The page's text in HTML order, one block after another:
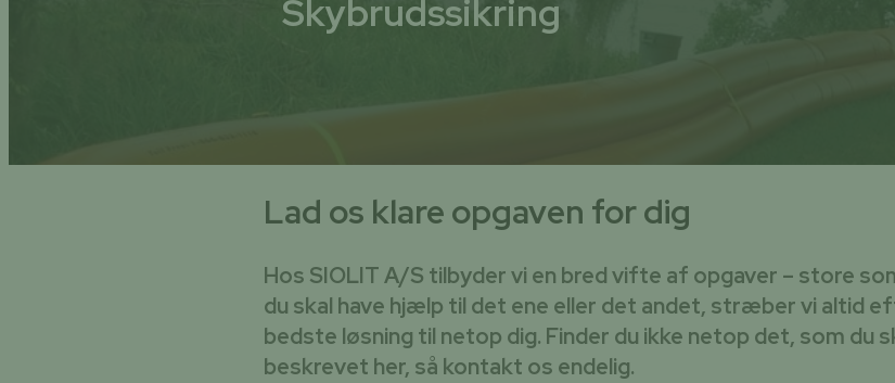
Skybrudssikring
Lad os klare opgaven for dig
Hos SIOLIT A/S tilbyder vi en bred vifte af opgaver – store
du skal have hjælp til det ene eller det andet, stræber vi altid
bedste løsning til netop dig. Finder du ikke netop det, som du
beskrevet her, så kontakt os endelig.